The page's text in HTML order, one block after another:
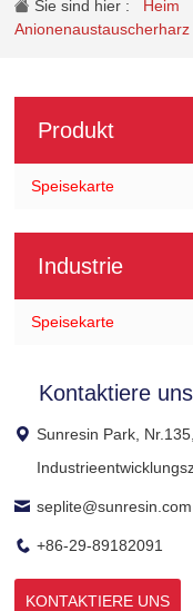
Sie sind hier : Heim
Produkt
Speisekarte
Industrie
Speisekarte
Kontaktiere uns
Sunresin Park,
seplite@sunresin.com
+86-29-89182091
KONTAKTIERE UNS